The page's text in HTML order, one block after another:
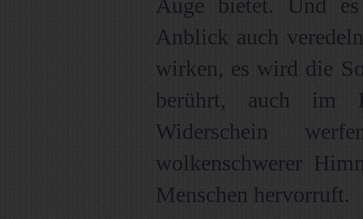
Auge bietet. Und
Anblick auch
wirken, es wird die
berührt, auch im
Widerschein
wolkenschwerer
Menschen hervorruft.